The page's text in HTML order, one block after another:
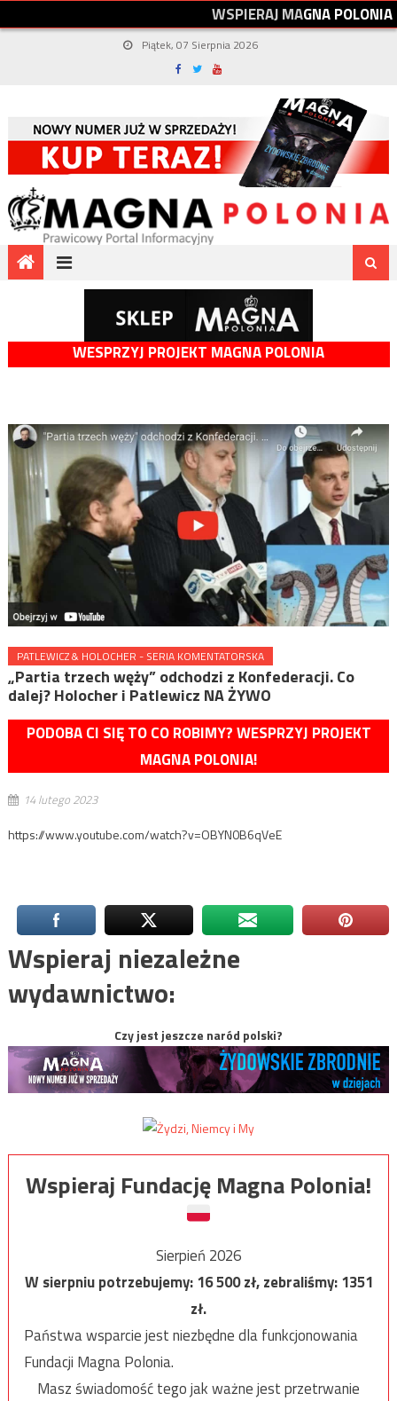
WSPIERAJMAGNAPOLONIA
Piątek, 07 Sierpnia 2026
WESPRZYJ PROJEKT MAGNA POLONIA
PATLEWICZ & HOLOCHER - SERIA KOMENTATORSKA
„Partia trzech węży” odchodzi z Konfederacji. Co
dalej? Holocher i Patlewicz NA ŻYWO
PODOBA CI SIĘ TO CO ROBIMY? WESPRZYJ PROJEKT
MAGNA POLONIA!
14 lutego 2023
https://www.youtube.com/watch?v=OBYN0B6qVeE
Wspieraj niezależne
wydawnictwo:
Czy jest jeszcze naród polski?
Wspieraj Fundację Magna Polonia!
Sierpień 2026
W sierpniu potrzebujemy:16 500zł, zebraliśmy:1351
zł.
Państwa wsparcie jest niezbędne dla funkcjonowania
Fundacji Magna Polonia.
Masz świadomość tego jak ważne jest przetrwanie